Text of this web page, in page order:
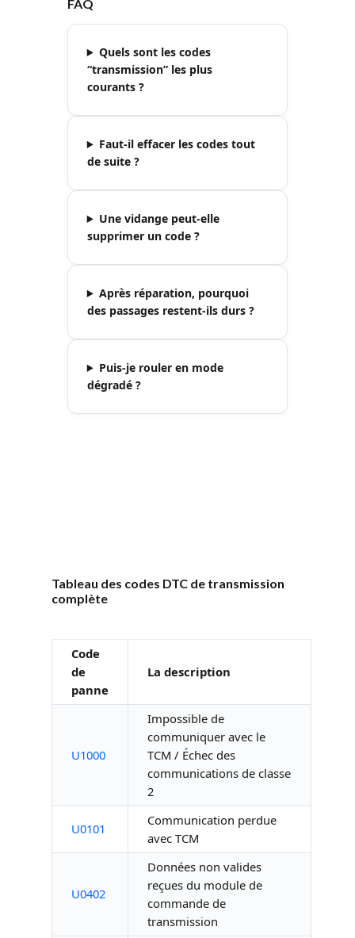
FAQ
Quels sont les codes
“transmission” les plus
courants ?
Faut-il effacer les codes tout
de suite ?
Une vidange peut-elle
supprimer un code ?
Après réparation, pourquoi
des passages restent-ils durs ?
Puis-je rouler en mode
dégradé ?
Tableau des codes DTC de transmission
complète
Code
de
panne
La description
U1000
Impossible de
communiquer avec le
TCM / Échec des
communications de classe
2
U0101
Communication perdue
avec TCM
U0402
Données non valides
reçues du module de
commande de
transmission